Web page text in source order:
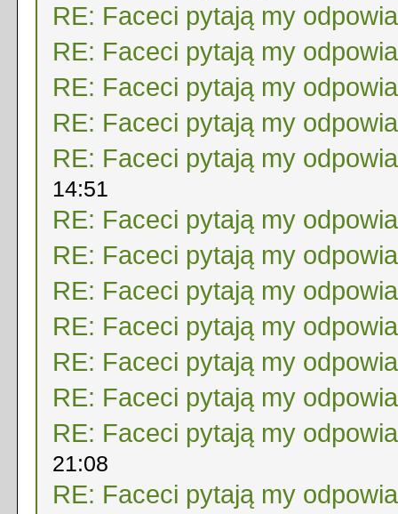
RE: Faceci pytają my
RE: Faceci pytają my
RE: Faceci pytają my
RE: Faceci pytają my
RE: Faceci pytają my
14:51
RE: Faceci pytają my
RE: Faceci pytają my
RE: Faceci pytają my
RE: Faceci pytają my
RE: Faceci pytają my
RE: Faceci pytają my
RE: Faceci pytają my
21:08
RE: Faceci pytają my